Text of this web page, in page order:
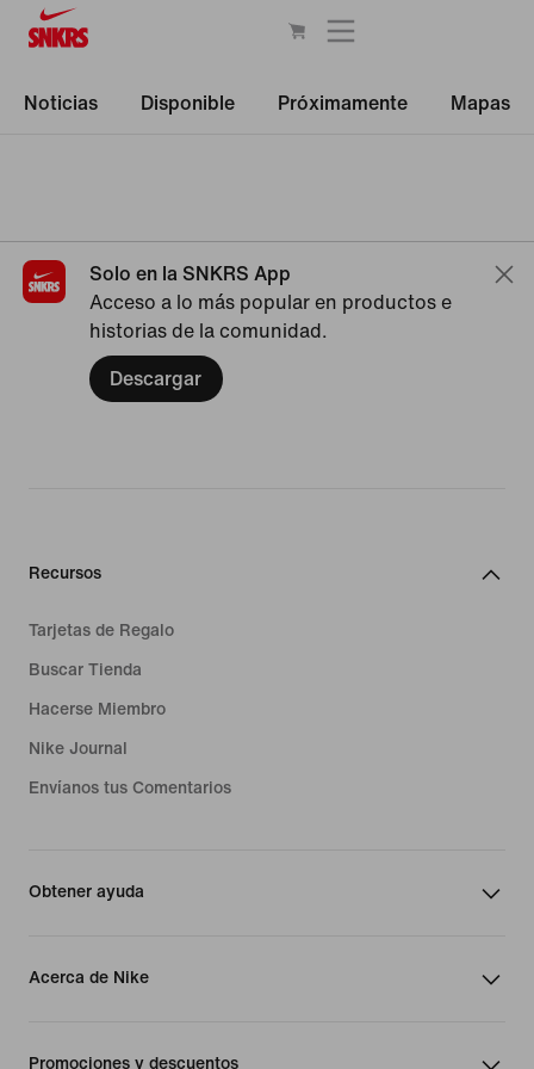
Noticias Disponible Próximamente Mapas
Solo en la SNKRS App
Acceso a lo más popular en productos e
historias de la comunidad.
Descargar
Recursos
Tarjetas de Regalo
Buscar Tienda
Hacerse Miembro
Nike Journal
Envíanos tus Comentarios
Obtener ayuda
Acerca de Nike
Promociones y descuentos